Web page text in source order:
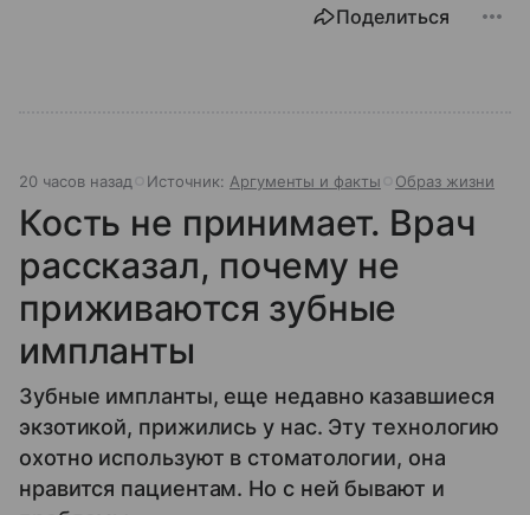
Поделиться
20 часов назад Источник: Аргументы и факты Образ жизни
Кость не принимает. Врач
рассказал, почему не
приживаются зубные
импланты
Зубные импланты, еще недавно казавшиеся
экзотикой, прижились у нас. Эту технологию
охотно используют в стоматологии, она
нравится пациентам. Но с ней бывают и